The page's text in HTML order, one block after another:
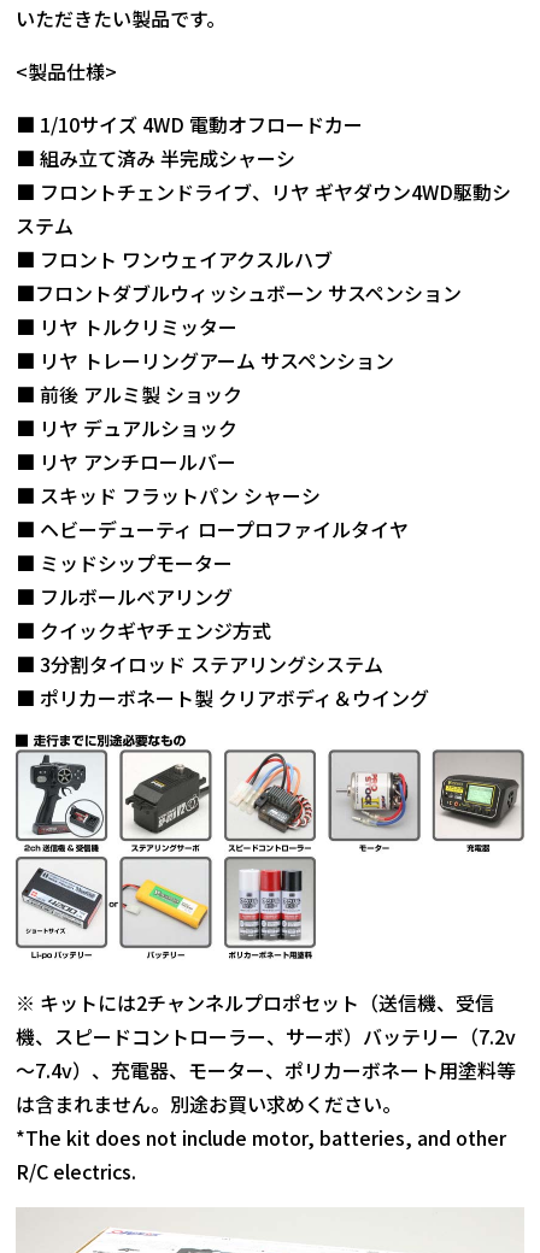
いただきたい製品です。
<製品仕様>
■ 1/10サイズ 4WD 電動オフロードカー
■ 組み立て済み 半完成シャーシ
■ フロントチェンドライブ、リヤ ギヤダウン4WD駆動シ
ステム
■ フロント ワンウェイアクスルハブ
■フロントダブルウィッシュボーン サスペンション
■ リヤ トルクリミッター
■ リヤ トレーリングアーム サスペンション
■ 前後 アルミ製 ショック
■ リヤ デュアルショック
■ リヤ アンチロールバー
■ スキッド フラットパン シャーシ
■ ヘビーデューティ ロープロファイルタイヤ
■ ミッドシップモーター
■ フルボールベアリング
■ クイックギヤチェンジ方式
■ 3分割タイロッド ステアリングシステム
■ ポリカーボネート製 クリアボディ＆ウイング
※ キットには2チャンネルプロポセット（送信機、受信
機、スピードコントローラー、サーボ）バッテリー（7.2v
～7.4v）、充電器、モーター、ポリカーボネート用塗料等
は含まれません。別途お買い求めください。
*The kit does not include motor, batteries, and other
R/C electrics.